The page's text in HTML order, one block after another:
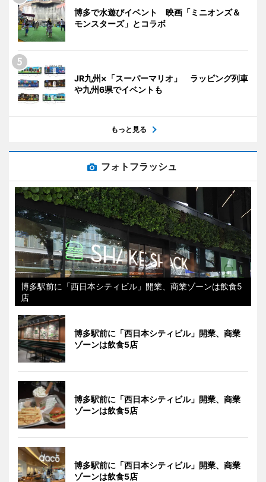
博多で水遊びイベント 映画「ミニオンズ＆
モンスターズ」とコラボ
JR九州×「スーパーマリオ」 ラッピング列車
や九州6県でイベントも
もっと見る
フォトフラッシュ
博多駅前に「西日本シティビル」開業、商業ゾーンは飲食5
店
博多駅前に「西日本シティビル」開業、商業
ゾーンは飲食5店
博多駅前に「西日本シティビル」開業、商業
ゾーンは飲食5店
博多駅前に「西日本シティビル」開業、商業
ゾーンは飲食5店